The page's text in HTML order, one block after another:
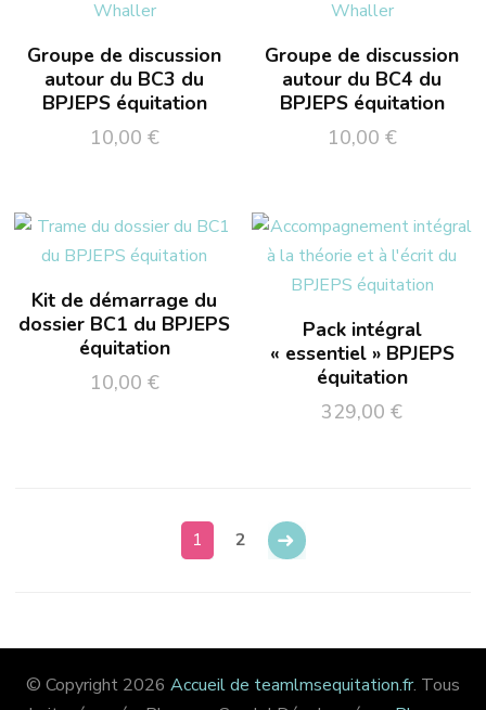
Groupe de discussion
autour du BC3 du
BPJEPS équitation
10,00 €
Groupe de discussion
autour du BC4 du
BPJEPS équitation
10,00 €
Kit de démarrage du
dossier BC1 du BPJEPS
équitation
10,00 €
Pack intégral
« essentiel » BPJEPS
équitation
329,00 €
1 2
© Copyright 2026 Accueil de teamlmsequitation.fr. Tous